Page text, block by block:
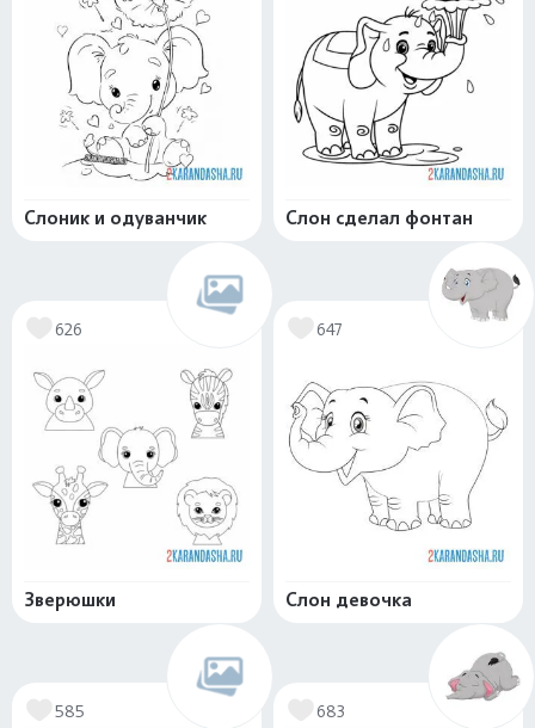
Слоник и одуванчик Слон сделал фонтан
626
Зверюшки
647
Слон девочка
585 683